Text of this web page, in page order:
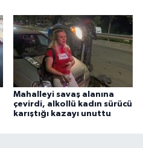
Mahalleyi savaş alanına
çevirdi, alkollü kadın sürücü
karıştığı kazayı unuttu